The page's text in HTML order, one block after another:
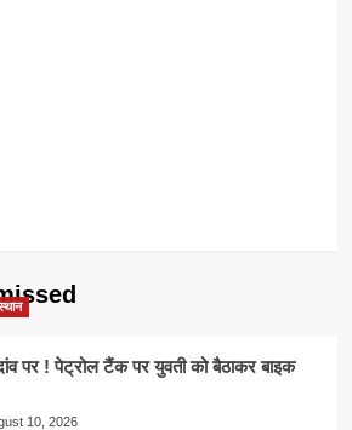
पर ! पेट्रोल टैंक पर युवती को बैठाकर बाइक
10, 2026